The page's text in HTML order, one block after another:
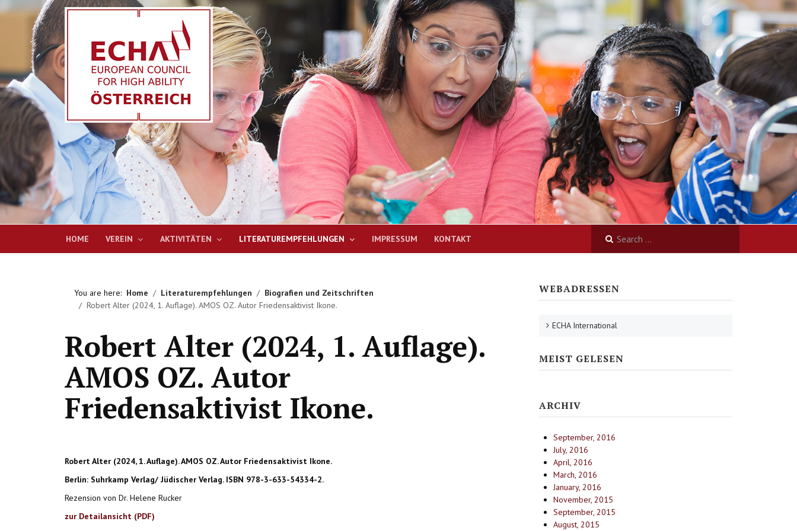
HOME VEREIN AKTIVITÄTEN LITERATUREMPFEHLUNGEN IMPRESSUM KONTAKT
You are here: Home Literaturempfehlungen
Biografien und Zeitschriften
Robert Alter (2024, 1. Auflage). AMOS OZ. Autor Friedensaktivist Ikone.
Robert Alter (2024, 1. Auflage).
AMOS OZ. Autor
Friedensaktivist Ikone.
Robert Alter (2024, 1. Auflage). AMOS OZ. Autor Friedensaktivist Ikone.
Berlin: Suhrkamp Verlag/ Jüdischer Verlag. ISBN 978-3-633-54334-2.
Rezension von Dr. Helene Rucker
zur Detailansicht (PDF)
WEBADRESSEN
ECHA International
MEIST GELESEN
ARCHIV
September, 2016
July, 2016
April, 2016
March, 2016
January, 2016
November, 2015
September, 2015
August, 2015